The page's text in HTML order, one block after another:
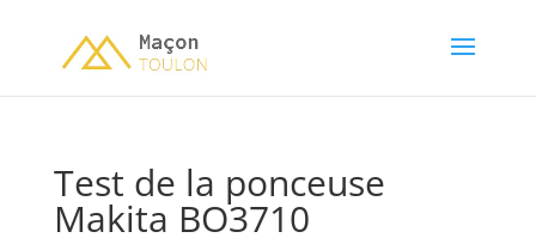
Test de la ponceuse
Makita BO3710